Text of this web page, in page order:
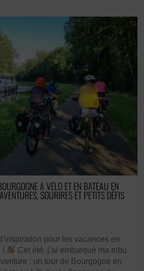
À VÉLO ET EN BATEAU EN
SOURIRES ET PETITS DÉFIS
pour les vacances en
!
Cet été, j’ai embarqué ma tribu
: un tour de Bourgogne en